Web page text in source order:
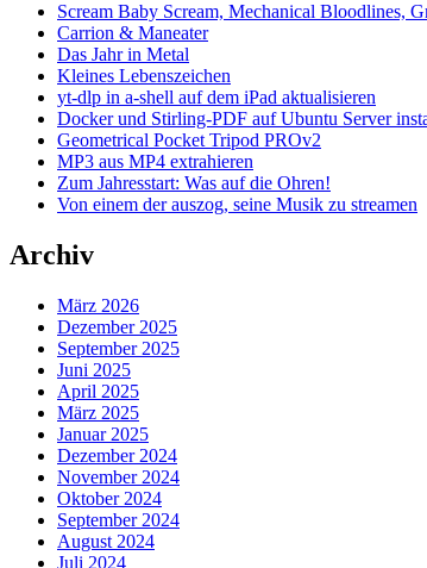
Scream Baby Scream, Mechanical Bloodlines,
Carrion & Maneater
Das Jahr in Metal
Kleines Lebenszeichen
yt-dlp in a-shell auf dem iPad aktualisieren
Docker und Stirling-PDF auf Ubuntu Server
Geometrical Pocket Tripod PROv2
MP3 aus MP4 extrahieren
Zum Jahresstart: Was auf die Ohren!
Von einem der auszog, seine Musik zu streamen
Archiv
März 2026
Dezember 2025
September 2025
Juni 2025
April 2025
März 2025
Januar 2025
Dezember 2024
November 2024
Oktober 2024
September 2024
August 2024
Juli 2024